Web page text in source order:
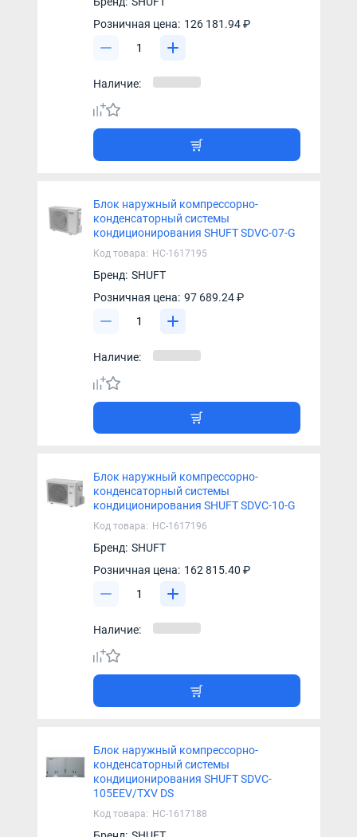
Розничная цена: 126 181.94 ₽
Наличие:
Блок наружный компрессорно-
конденсаторный системы
кондиционирования SHUFT SDVC-07-G
Код товара: НС-1617195
Бренд: SHUFT
Розничная цена: 97 689.24 ₽
Наличие:
Блок наружный компрессорно-
конденсаторный системы
кондиционирования SHUFT SDVC-10-G
Код товара: НС-1617196
Бренд: SHUFT
Розничная цена: 162 815.40 ₽
Наличие:
Блок наружный компрессорно-
конденсаторный системы
кондиционирования SHUFT SDVC-
105EEV/TXV DS
Код товара: НС-1617188